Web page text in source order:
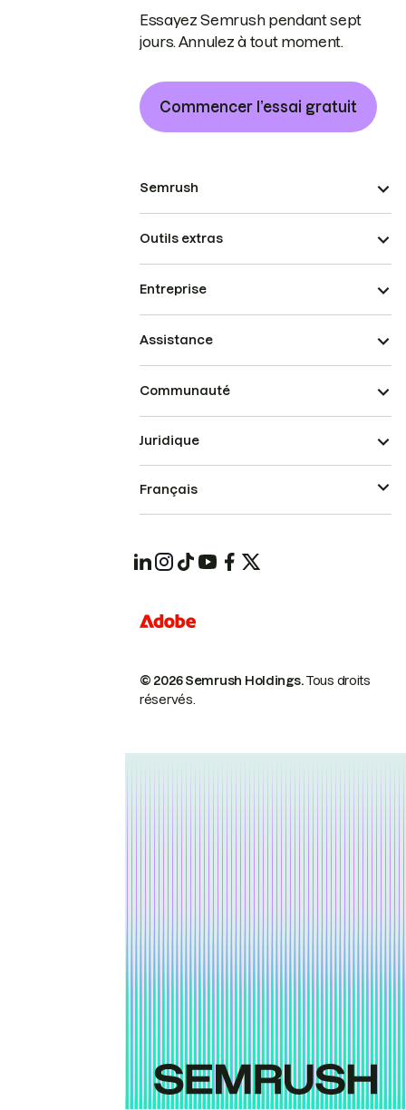
Essayez Semrush pendant sept
jours. Annulez à tout moment.
Commencer l’essai gratuit
Semrush
Outils extras
Entreprise
Assistance
Communauté
© 2026 Semrush Holdings.Tous droits
réservés.
Juridique
Français